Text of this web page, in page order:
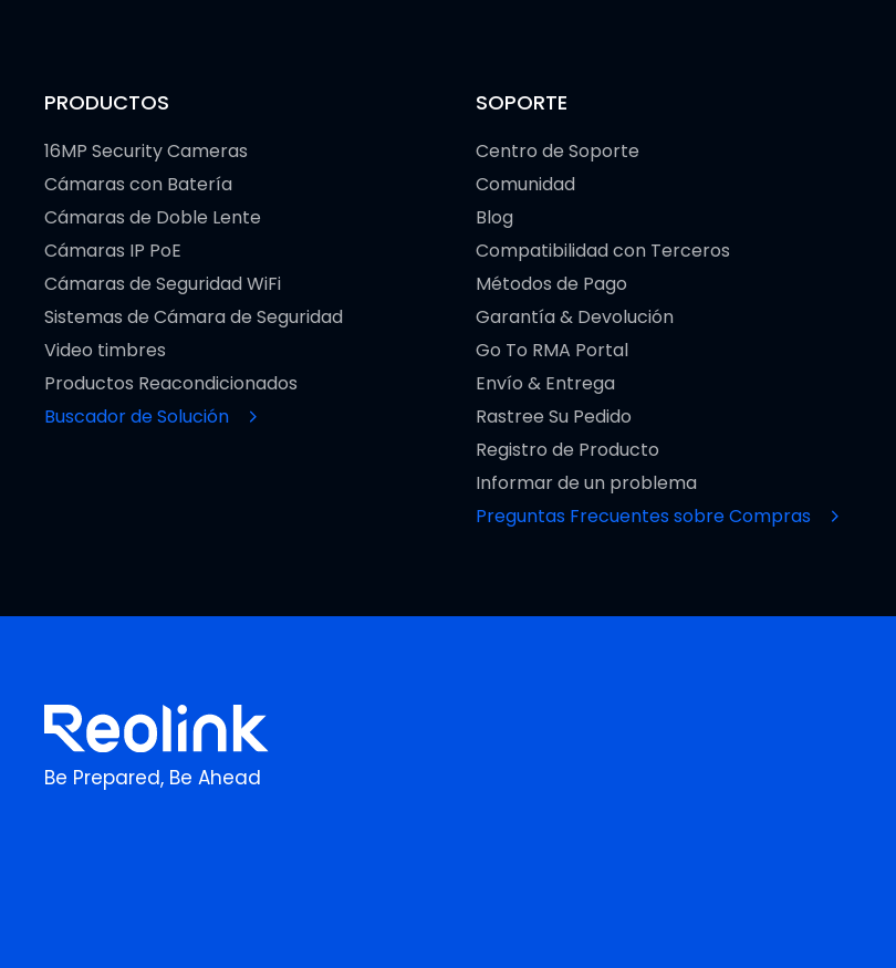
PRODUCTOS
16MP Security Cameras
Cámaras con Batería
Cámaras de Doble Lente
Cámaras IP PoE
Cámaras de Seguridad WiFi
Sistemas de Cámara de Seguridad
Video timbres
Productos Reacondicionados
Buscador de Solución
SOPORTE
Centro de Soporte
Comunidad
Blog
Compatibilidad con Terceros
Métodos de Pago
Garantía & Devolución
Go To RMA Portal
Envío & Entrega
Rastree Su Pedido
Registro de Producto
Informar de un problema
Preguntas Frecuentes sobre Compras
Be Prepared, Be Ahead